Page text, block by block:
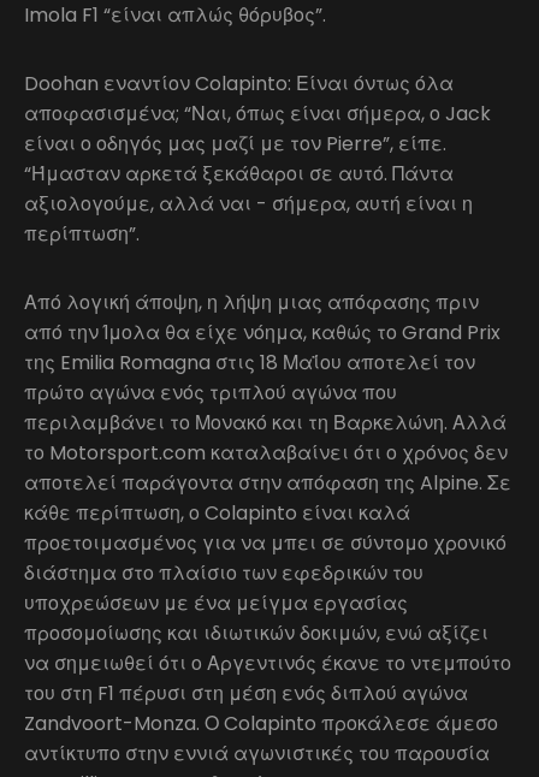
Imola F1 “είναι απλώς θόρυβος”.
Doohan εναντίον Colapinto: Είναι όντως όλα
αποφασισμένα; “Ναι, όπως είναι σήμερα, ο Jack
είναι ο οδηγός μας μαζί με τον Pierre”, είπε.
“Ήμασταν αρκετά ξεκάθαροι σε αυτό. Πάντα
αξιολογούμε, αλλά ναι - σήμερα, αυτή είναι η
περίπτωση”.
Από λογική άποψη, η λήψη μιας απόφασης πριν
από την Ίμολα θα είχε νόημα, καθώς το Grand Prix
της Emilia Romagna στις 18 Μαΐου αποτελεί τον
πρώτο αγώνα ενός τριπλού αγώνα που
περιλαμβάνει το Μονακό και τη Βαρκελώνη. Αλλά
το Motorsport.com καταλαβαίνει ότι ο χρόνος δεν
αποτελεί παράγοντα στην απόφαση της Alpine. Σε
κάθε περίπτωση, ο Colapinto είναι καλά
προετοιμασμένος για να μπει σε σύντομο χρονικό
διάστημα στο πλαίσιο των εφεδρικών του
υποχρεώσεων με ένα μείγμα εργασίας
προσομοίωσης και ιδιωτικών δοκιμών, ενώ αξίζει
να σημειωθεί ότι ο Αργεντινός έκανε το ντεμπούτο
του στη F1 πέρυσι στη μέση ενός διπλού αγώνα
Zandvoort-Monza. Ο Colapinto προκάλεσε άμεσο
αντίκτυπο στην εννιά αγωνιστικές του παρουσία